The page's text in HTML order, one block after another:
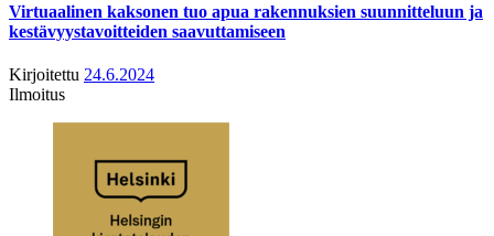
Virtuaalinen kaksonen tuo apua rakennuksien suunnitteluun ja
kestävyystavoitteiden saavuttamiseen
Kirjoitettu 24.6.2024
Ilmoitus